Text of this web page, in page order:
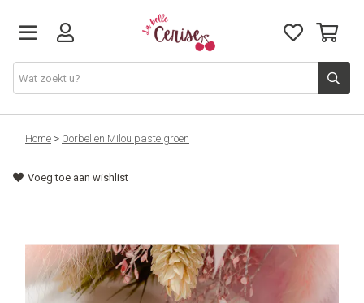
Just arrived
Juwelen & Accessoires
Lifestyle & Gifts
Home > Oorbellen Milou pastelgroen
Voeg toe aan wishlist